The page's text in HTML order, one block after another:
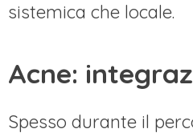
sistemica che locale.
Acne:
Spesso durante il